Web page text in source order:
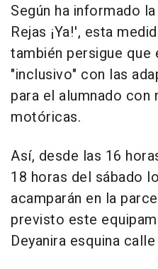
Según ha informado
Rejas ¡Ya!', esta
también persigue
"inclusivo" con las
para el alumnado con
motóricas.
Así, desde las 16
18 horas del sábado
acamparán en la
previsto este
Deyanira esquina